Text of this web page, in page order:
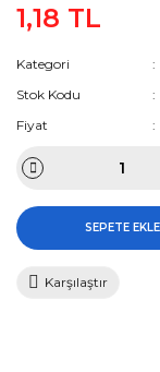
1,18 TL
Kategori
Stok Kodu
Fiyat
SEPETE EKLE
Karşılaştır